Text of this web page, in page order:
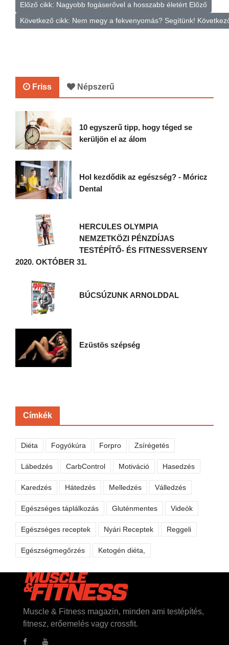
Előző cikk: Nagyobb fogáserővel a hosszabb életért Előző
Következő cikk: Nem megy a fekvenyomás? Segítünk!
Friss Népszerű
10 egyszerű tipp, hogy téged se
kerüljön el az álom
Hol kezdődik az egészség? - Móricz
Dental
HERCULES OLYMPIA
NEMZETKÖZI PÉNZDÍJAS
TESTÉPÍTŐ- ÉS FITNESSVERSENY
2020. OKTÓBER 31.
BÚCSÚZUNK ARNOLDDAL
Ezüstös szépség
Címkék
Diéta Fogyókúra Forpro Zsírégetés
Lábedzés CarbControl Motiváció Hasedzés
Karedzés Hátedzés Melledzés Válledzés
Egészséges táplálkozás Gluténmentes Videók
Egészséges receptek Nyári Receptek Reggeli
Egészségmegőrzés Ketogén diéta,
Muscle & Fitness magazin, minden ami testépítés,
fitnesz, erőemelés vagy crossfit.